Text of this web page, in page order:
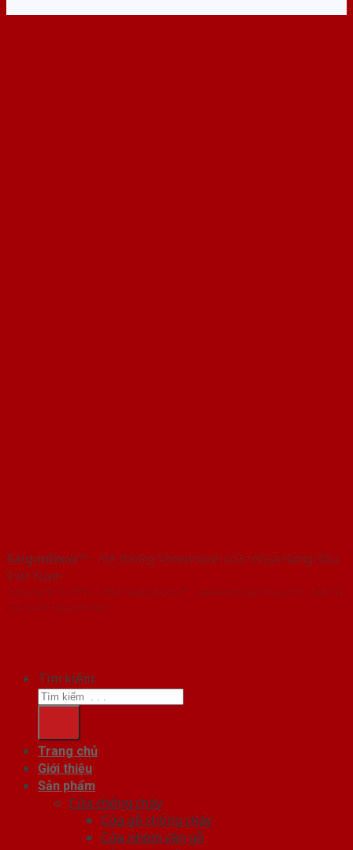
SaigonDoor™ - Hệ thống Showroom cửa nhựa hàng đầu
Việt Nam
Copyright ⓒ 2016 – 2026 SaigonDoor™ - www.bancuanhua.com | Đơn vị
chủ quản SaigonDoor
Tìm kiếm:
Trang chủ
Giới thiệu
Sản phẩm
Cửa chống cháy
Cửa gỗ chống cháy
Cửa nhôm vân gỗ